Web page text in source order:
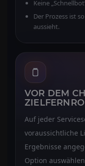
Keine
Der Prozess ist
aussieht.
VOR DEM
Auf jeder
voraussichtliche
Ergebnisse
Option